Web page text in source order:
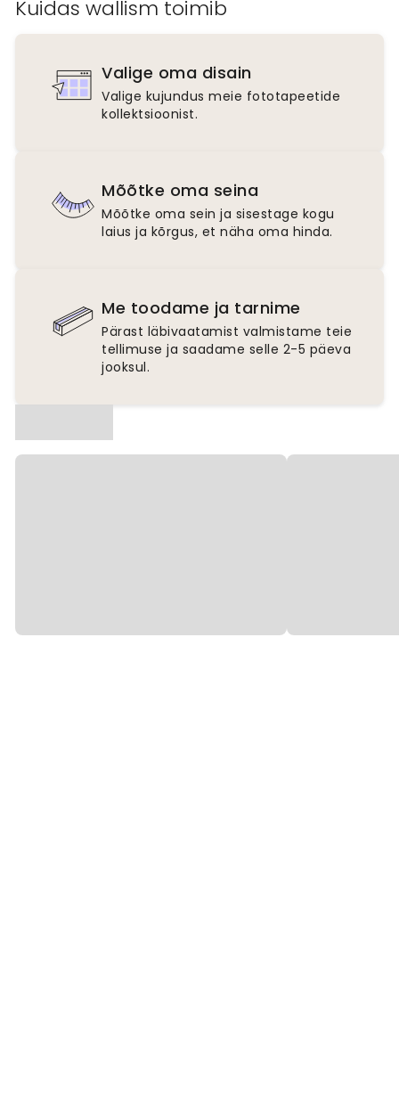
Kuidas wallism toimib
Valige oma disain
Valige kujundus meie fototapeetide
kollektsioonist.
Mõõtke oma seina
Mõõtke oma sein ja sisestage kogu
laius ja kõrgus, et näha oma hinda.
Me toodame ja tarnime
Pärast läbivaatamist valmistame teie
tellimuse ja saadame selle 2-5 päeva
jooksul.